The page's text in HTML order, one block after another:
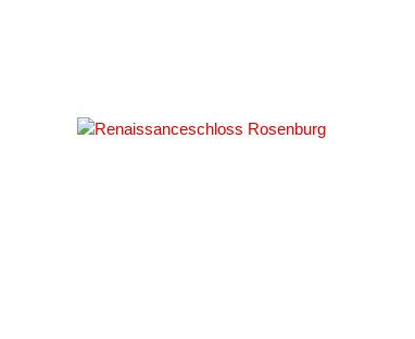
#102850